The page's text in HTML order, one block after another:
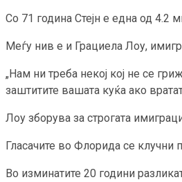
Со 71 година Стејн е една од 4.2
Меѓу нив е и Грациела Лоу,
„Нам ни треба некој кој не се
заштитите вашата куќа ако
Лоу зборува за строгата
Гласачите во Флорида се клучни
Во изминатите 20 години